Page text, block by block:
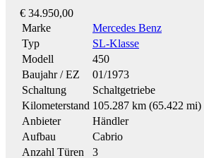
€ 34.950,00
Marke
Mercedes Benz
Typ
SL-Klasse
Modell
450
Baujahr / EZ
01/1973
Schaltung
Schaltgetriebe
Kilometerstand 105.287 km (65.422 mi)
Anbieter
Händler
Aufbau
Cabrio
Anzahl Türen
3